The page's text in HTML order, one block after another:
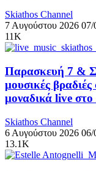
Skiathos Channel
7 Αυγούστου 2026 07/
11K
Παρασκευή 7 &
μουσικές
μοναδικά live
Skiathos Channel
6 Αυγούστου 2026 06/
13.1K